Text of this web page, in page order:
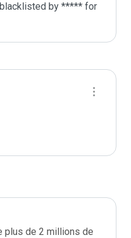
by ***** for
plus de 2 millions de